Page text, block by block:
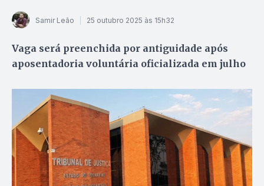
Samir Leão 25 outubro 2025 às 15h32
Vaga será preenchida por antiguidade após
aposentadoria voluntária oficializada em julho